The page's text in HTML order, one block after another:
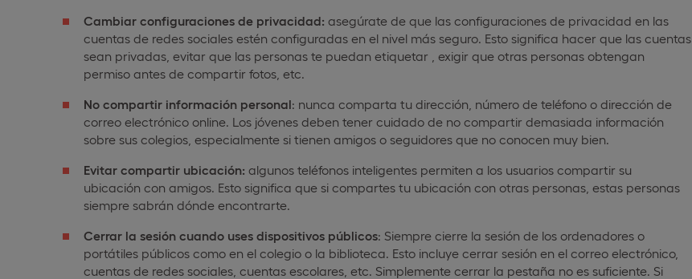
Cambiar configuraciones de privacidad: asegúrate de que las configuraciones de privacidad en las
cuentas de redes sociales estén configuradas en el nivel más seguro. Esto significa hacer que las cuentas
sean privadas, evitar que las personas te puedan etiquetar , exigir que otras personas obtengan
permiso antes de compartir fotos, etc.
No compartir información personal: nunca comparta tu dirección, número de teléfono o dirección de
correo electrónico online. Los jóvenes deben tener cuidado de no compartir demasiada información
sobre sus colegios, especialmente si tienen amigos o seguidores que no conocen muy bien.
Evitar compartir ubicación: algunos teléfonos inteligentes permiten a los usuarios compartir su
ubicación con amigos. Esto significa que si compartes tu ubicación con otras personas, estas personas
siempre sabrán dónde encontrarte.
Cerrar la sesión cuando uses dispositivos públicos: Siempre cierre la sesión de los ordenadores o
portátiles públicos como en el colegio o la biblioteca. Esto incluye cerrar sesión en el correo electrónico,
cuentas de redes sociales, cuentas escolares, etc. Simplemente cerrar la pestaña no es suficiente. Si